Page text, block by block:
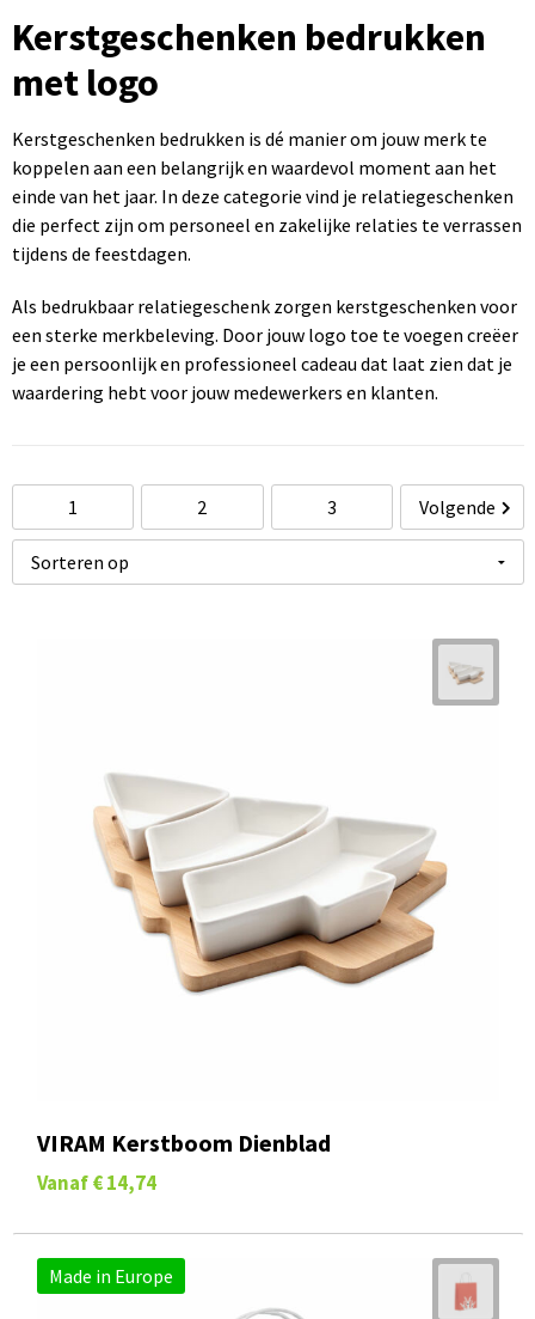
Sportartikelen bedrukken
Kantoorartikelen bedrukken
Paraplu's bedrukken
Gereedschap bedrukken
Touch pennen bedrukken
Luxe pennen bedrukken
Metalen pennen
Markeerstiften bedrukken
Rugzakken bedrukken
Promotietassen bedrukken
Draagtassen bedrukken
Caps bedrukken
Mutsen bedrukken
Bodywarmers bedrukken
Handdoeken bedrukken
USB sticks bedrukken
Computermuizen bedrukken
Kerstgeschenken bedrukken
met logo
Kerstgeschenken bedrukken is dé manier om jouw merk te
koppelen aan een belangrijk en waardevol moment aan het
einde van het jaar. In deze categorie vind je relatiegeschenken
die perfect zijn om personeel en zakelijke relaties te verrassen
tijdens de feestdagen.
Als bedrukbaar relatiegeschenk zorgen kerstgeschenken voor
een sterke merkbeleving. Door jouw logo toe te voegen creëer
je een persoonlijk en professioneel cadeau dat laat zien dat je
waardering hebt voor jouw medewerkers en klanten.
1 2 3 Volgende
VIRAM Kerstboom Dienblad
Vanaf € 14,74
Made in Europe